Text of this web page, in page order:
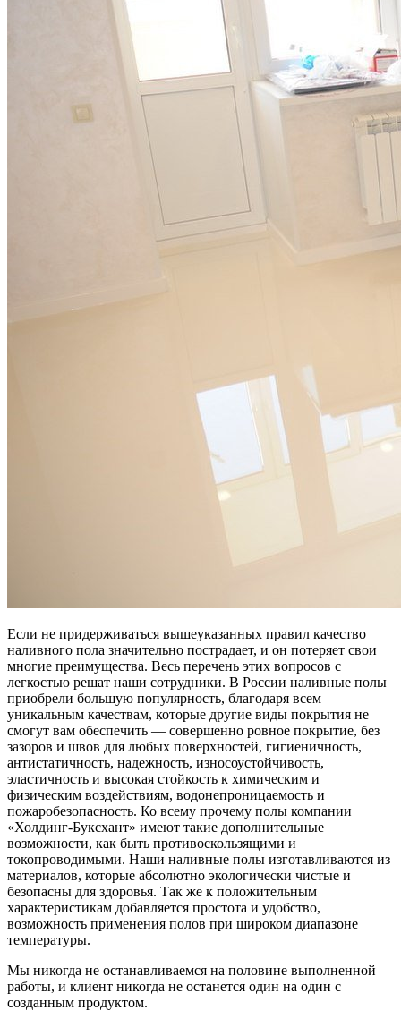
Если не придерживаться вышеуказанных правил качество
наливного пола значительно пострадает, и он потеряет свои
многие преимущества. Весь перечень этих вопросов с
легкостью решат наши сотрудники. В России наливные полы
приобрели большую популярность, благодаря всем
уникальным качествам, которые другие виды покрытия не
смогут вам обеспечить — совершенно ровное покрытие, без
зазоров и швов для любых поверхностей, гигиеничность,
антистатичность, надежность, износоустойчивость,
эластичность и высокая стойкость к химическим и
физическим воздействиям, водонепроницаемость и
пожаробезопасность. Ко всему прочему полы компании
«Холдинг-Буксхант» имеют такие дополнительные
возможности, как быть противоскользящими и
токопроводимыми. Наши наливные полы изготавливаются из
материалов, которые абсолютно экологически чистые и
безопасны для здоровья. Так же к положительным
характеристикам добавляется простота и удобство,
возможность применения полов при широком диапазоне
температуры.
Мы никогда не останавливаемся на половине выполненной
работы, и клиент никогда не останется один на один с
созданным продуктом.